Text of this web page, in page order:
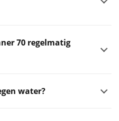
70 regelmatig
water?